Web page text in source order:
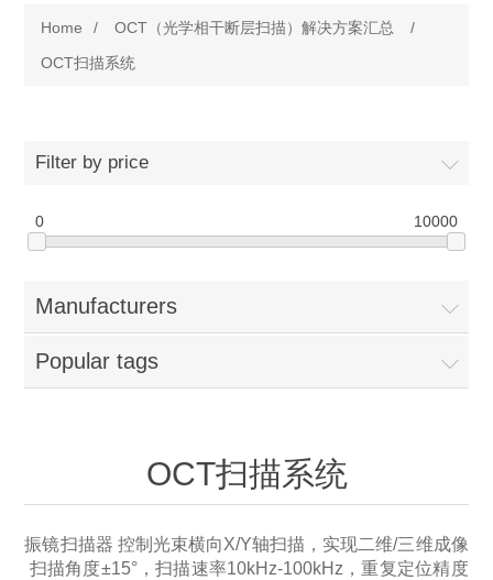
OCT MZI干涉仪
OCT数据采集卡
OCT（光学相干断层扫描）整机
OCT 光源单元
OCT扫描系统
BC Solar Cell Solution
电阻率测试仪
透光率测试仪
椭偏仪（Ellipsometer）
TLM
Plasma Etching Equipment
Physical Vapor Deposition (PVD) Equipment
Chemical Vapor Deposition (CVD) Equipment
离子注入设备
Ingot Inspection
氧碳分析仪
光电直读光谱仪
X射线晶体定向仪
硅片硅块厚度
Perovskite Solar Cell
Holoeye空间光调制器
Thin-Film Lithium Niobate
ECV spare parts
TLM配件
Plasma Local Scrubber
Home / OCT（光学相干断层扫描）解决方案汇总
/
OCT扫描系统
Filter by price
0 10000
Manufacturers
Popular tags
OCT扫描系统
振镜扫描器 控制光束横向X/Y轴扫描，实现二维/三维成像
扫描角度±15°，扫描速率10kHz-100kHz，重复定位精度